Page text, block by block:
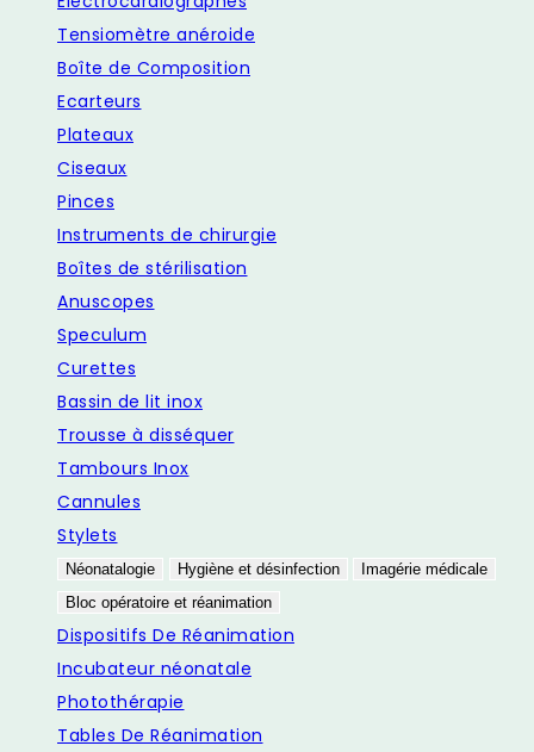
Tensiomètre anéroide
Boîte de Composition
Ecarteurs
Plateaux
Ciseaux
Pinces
Instruments de chirurgie
Boîtes de stérilisation
Anuscopes
Speculum
Curettes
Bassin de lit inox
Trousse à disséquer
Tambours Inox
Cannules
Stylets
Néonatalogie Hygiène et désinfection
Imagérie médicale
Bloc opératoire et réanimation
Dispositifs De Réanimation
Incubateur néonatale
Photothérapie
Tables De Réanimation